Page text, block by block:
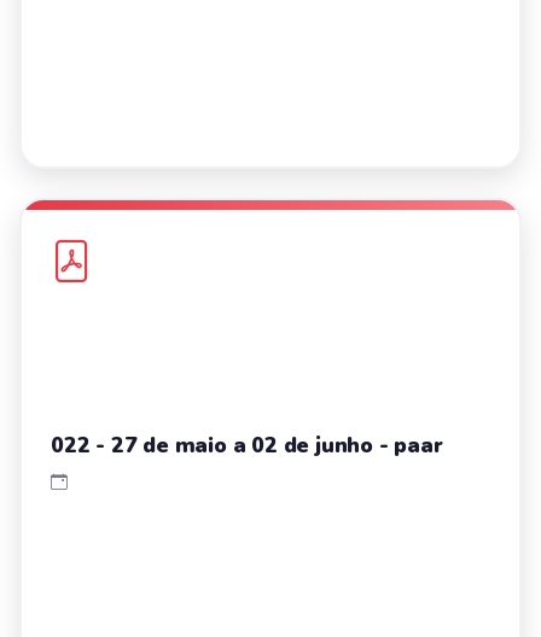
022 - 27 de maio a 02 de junho - paar